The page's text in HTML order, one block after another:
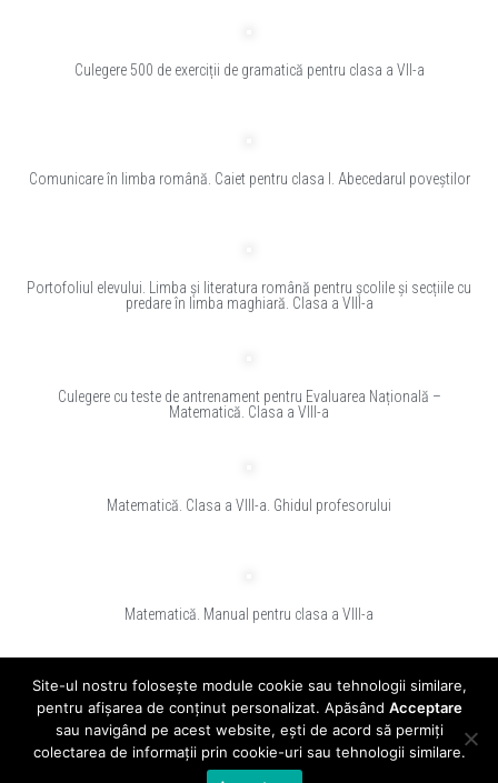
Culegere 500 de exerciții de gramatică pentru clasa a VII-a
Comunicare în limba română. Caiet pentru clasa I. Abecedarul poveștilor
Portofoliul elevului. Limba și literatura română pentru școlile și secțiile cu
predare în limba maghiară. Clasa a VIII-a
Culegere cu teste de antrenament pentru Evaluarea Națională –
Matematică. Clasa a VIII-a
Matematică. Clasa a VIII-a. Ghidul profesorului
Matematică. Manual pentru clasa a VIII-a
1 2 3 4 5
© 2024 - clasadigitala.ro
Editura CD PRESS este înregistrată în Registrul de evidență a prelucrărilor
de date cu caracter personal sub numarul 10860.
Site-ul nostru folosește module cookie sau tehnologii similare,
pentru afișarea de conținut personalizat. Apăsând Acceptare
sau navigând pe acest website, ești de acord să permiți
colectarea de informații prin cookie-uri sau tehnologii similare.